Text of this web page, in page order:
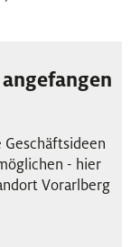
- hier
Vorarlberg